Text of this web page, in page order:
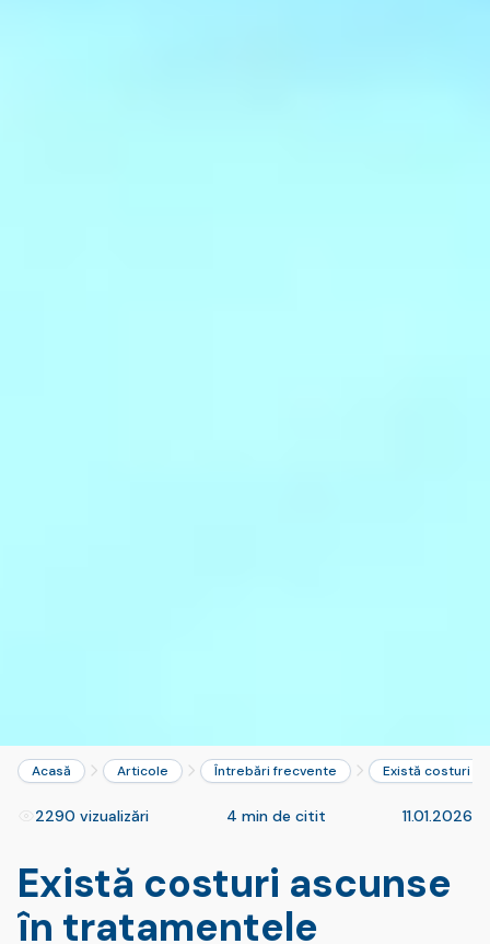
Acasă Articole Întrebări frecvente Există costuri
2290 vizualizări 4 min de citit 11.01.2026
Există costuri ascunse
în tratamentele